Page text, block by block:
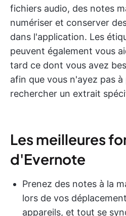
fichiers audio, des notes
numériser et conserver
dans l'application. Les
peuvent également vous
tard ce dont vous avez
afin que vous n'ayez pas à
rechercher un extrait
Les meilleures
d'Evernote
Prenez des notes à la
lors de vos
appareils, et tout se